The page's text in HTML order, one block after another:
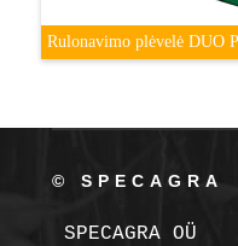
Rulonavimo plėvelė DUO
© SPECAGRA
SPECAGRA OÜ